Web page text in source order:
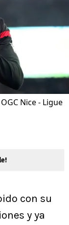
Nice - Ligue
con su
y ya